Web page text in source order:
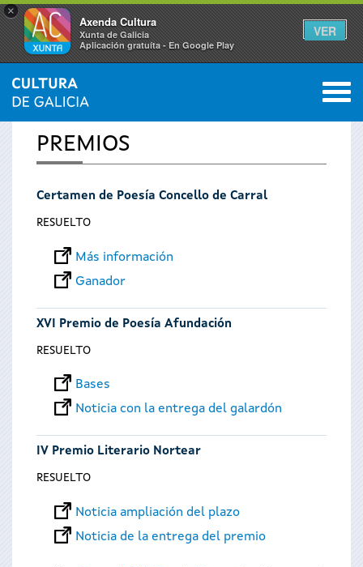
×
Axenda Cultura
Xunta de Galicia
Aplicación gratuíta - En Google Play
VER
Se
encuentra
usted
INICIO 0
PREMIOS
Certamen de Poesía Concello de Carral
RESUELTO
Más información
Ganador
XVI Premio de Poesía Afundación
RESUELTO
Bases
Noticia con la entrega del galardón
IV Premio Literario Nortear
RESUELTO
Noticia ampliación del plazo
Noticia de la entrega del premio